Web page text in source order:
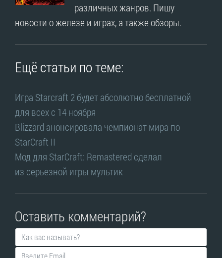
различных жанров. Пишу
новости о железе и играх, а также обзоры.
Ещё статьи по теме:
Игра Starcraft 2 будет абсолютно бесплатной
для всех с 14 ноября
Blizzard анонсировала чемпионат мира по
StarCraft II
Мод для StarCraft: Remastered сделал
из серьезной игры мультик
Оставить комментарий?